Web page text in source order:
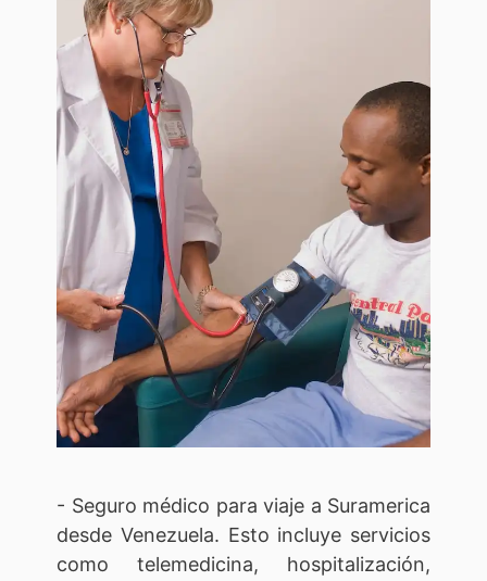
- Seguro médico para viaje a Suramerica
desde Venezuela. Esto incluye servicios
como telemedicina, hospitalización,